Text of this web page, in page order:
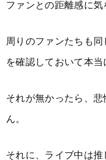
ファンとの距離感に気
周りのファンたちも
を確認しておいて本当
それが無かったら、
ん。
それに、ライブ中は